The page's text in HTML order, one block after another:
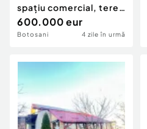
spațiu comercial, teren
900 mp, Bot
600.000 eur
Botosani 4 zile în urmă